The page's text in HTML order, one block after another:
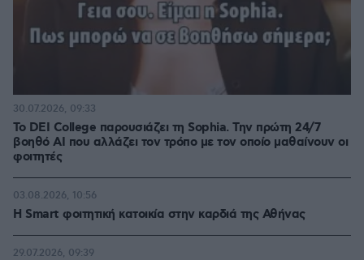
Το DEI College παρουσιάζει τη Sophia. Την πρώτη 24/7
βοηθό AI που αλλάζει τον τρόπο με τον οποίο μαθαίνουν οι
φοιτητές
30.07.2026, 09:33
Η Smart φοιτητική κατοικία στην καρδιά της Αθήνας
03.08.2026, 10:56
29.07.2026, 09:39